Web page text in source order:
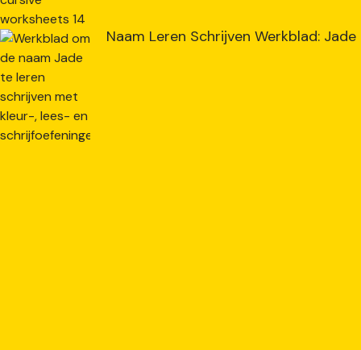
Naam Leren Schrijven Werkblad: Jade